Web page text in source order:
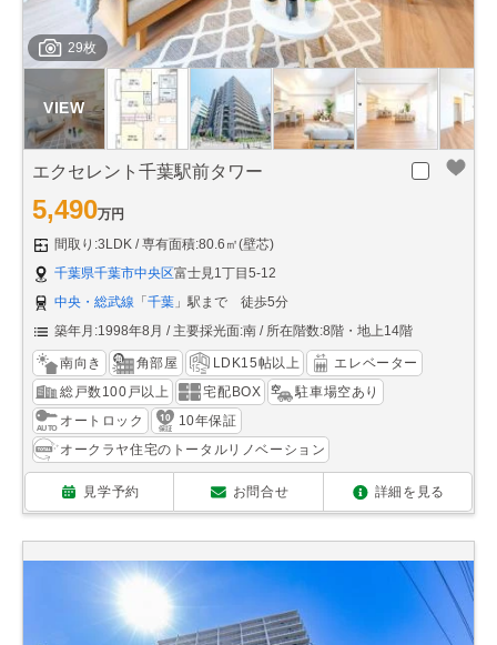
29枚
エクセレント千葉駅前タワー
5,490万円
間取り:3LDK
専有面積:80.6㎡(壁芯)
千葉県千葉市中央区富士見1丁目5-12
中央・総武線 「千葉 」駅まで 徒歩5分
築年月:1998年8月
主要採光面:南 所在階数:8階・地上14階
南向き 角部屋 LDK15帖以上
エレベーター
総戸数100戸以上
宅配BOX
駐車場空あり
オートロック
10年保証
オークラヤ住宅のトータルリノベーション
見学予約 お問合せ 詳細を見る